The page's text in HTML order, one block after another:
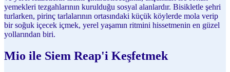
yemekleri tezgahlarının kurulduğu sosyal alanlardır. Bisikletle şehri
turlarken, pirinç tarlalarının ortasındaki küçük köylerde mola verip
bir soğuk içecek içmek, yerel yaşamın ritmini hissetmenin en güzel
yollarından biri.
Mio ile Siem Reap'i Keşfetmek